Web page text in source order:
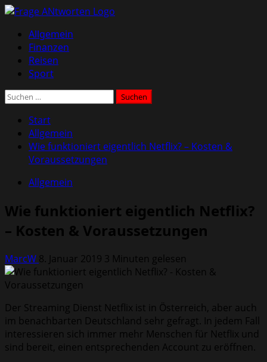
Zum
springen
Primäres
Menü
Allgemein
Finanzen
Reisen
Sport
Suchen
Start
Allgemein
Wie funktioniert eigentlich Netflix? – Kosten &
Voraussetzungen
Allgemein
Wie funktioniert eigentlich Netflix?
– Kosten & Voraussetzungen
MarcW 8. Januar 2019 3 Minuten gelesen
Der Streaming Dienst Netflix ist in Österreich, aber auch
im benachbarten Deutschland sehr gefragt. In jedem Fall
interessieren sich immer mehr Menschen für Netflix und
sind bereit, einen entsprechenden Account zu eröffnen.